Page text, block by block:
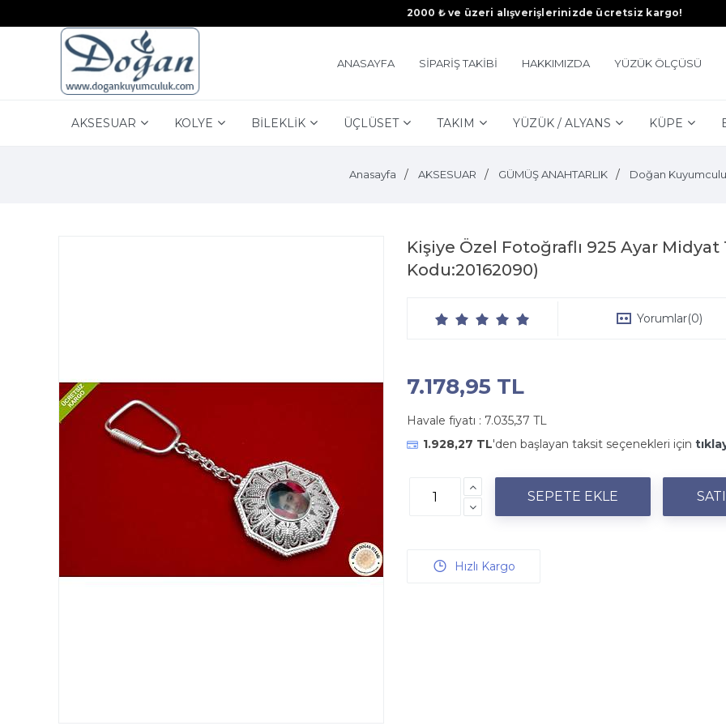
2000 ₺ ve üzeri alışverişlerinizde ücretsiz kargo!
ANASAYFA SİPARİŞ TAKİBİ HAKKIMIZDA YÜZÜK ÖLÇÜSÜ
AKSESUAR KOLYE BİLEKLİK ÜÇLÜSET TAKIM YÜZÜK / ALYANS KÜPE
Anasayfa AKSESUAR GÜMÜŞ ANAHTARLIK Doğan
Kişiye Özel Fotoğraflı 925 Ayar
Kodu:20162090)
Yorumlar(0)
7.178,95 TL
Havale fiyatı : 7.035,37 TL
1.928,27 TL'den başlayan taksit seçenekleri için